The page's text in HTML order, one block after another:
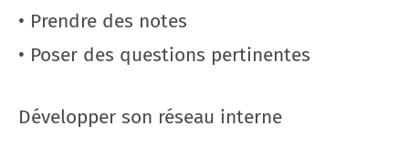
• Prendre des notes
• Poser des questions pertinentes
Développer son réseau interne